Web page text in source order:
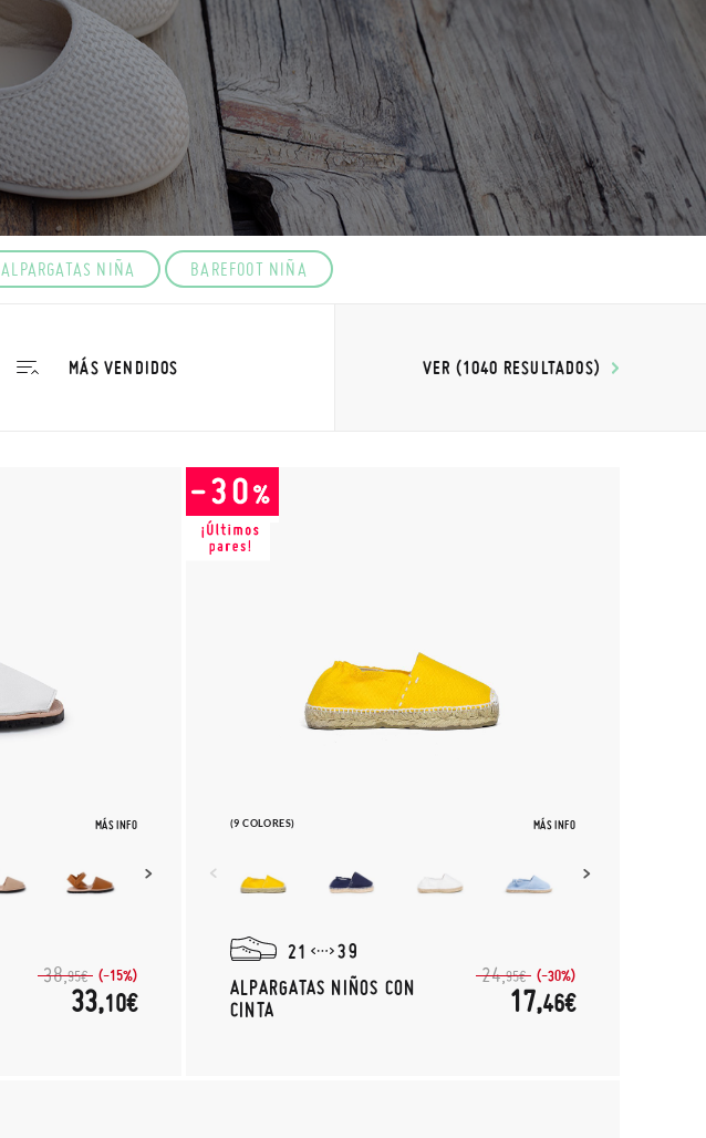
ALPARGATAS NIÑA BAREFOOT NIÑA
VER (1040 RESULTADOS)
MÁS INFO
38,95€ (-15%)
33,10€
(9 COLORES) MÁS INFO
21
39
ALPARGATAS NIÑOS CON
CINTA
24,95€ (-30%)
17,46€